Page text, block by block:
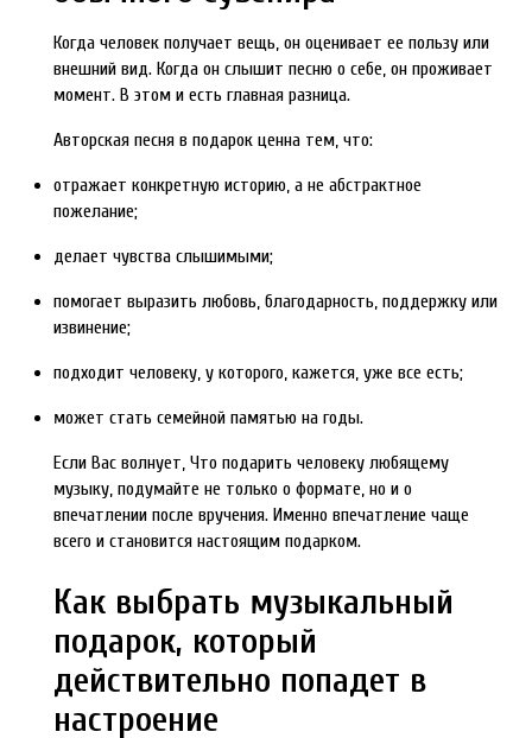
Когда человек получает вещь, он оценивает ее пользу или
внешний вид. Когда он слышит песню о себе, он проживает
момент. В этом и есть главная разница.
Авторская песня в подарок ценна тем, что:
отражает конкретную историю, а не абстрактное
пожелание;
делает чувства слышимыми;
помогает выразить любовь, благодарность, поддержку или
извинение;
подходит человеку, у которого, кажется, уже все есть;
может стать семейной памятью на годы.
Если Вас волнует, Что подарить человеку любящему
музыку, подумайте не только о формате, но и о
впечатлении после вручения. Именно впечатление чаще
всего и становится настоящим подарком.
Как выбрать музыкальный
подарок, который
действительно попадет в
настроение